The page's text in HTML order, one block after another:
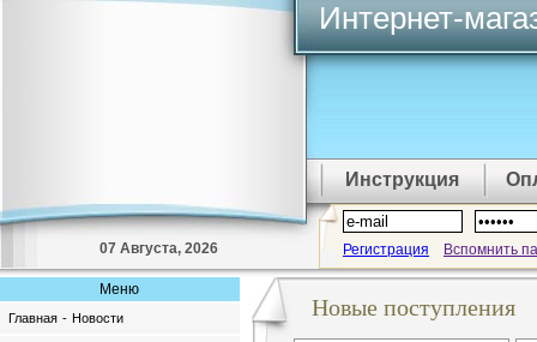
07 Августа, 2026
Интернет-
Инструкция
Регистрация Вспомнить
Меню
Главная - Новости Новые поступления